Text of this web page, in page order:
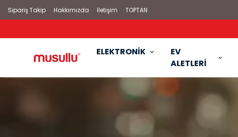
Sipariş Takip Hakkımızda İletişim TOPTAN
ELEKTRONİK
EV
ALETLERİ